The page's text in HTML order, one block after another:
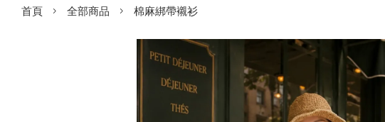
首頁 › 全部商品 › 棉麻綁帶襯衫